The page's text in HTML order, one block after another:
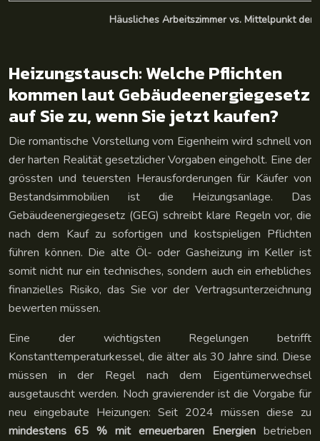
Häusliches Arbeitszimmer vs. Mittelpunkt der
Heizungstausch: Welche Pflichten
kommen laut Gebäudeenergiegesetz
auf Sie zu, wenn Sie jetzt kaufen?
Die romantische Vorstellung vom Eigenheim wird schnell von
der harten Realität gesetzlicher Vorgaben eingeholt. Eine der
grössten und teuersten Herausforderungen für Käufer von
Bestandsimmobilien ist die Heizungsanlage. Das
Gebäudeenergiegesetz (GEG) schreibt klare Regeln vor, die
nach dem Kauf zu sofortigen und kostspieligen Pflichten
führen können. Die alte Öl- oder Gasheizung im Keller ist
somit nicht nur ein technisches, sondern auch ein erhebliches
finanzielles Risiko, das Sie vor der Vertragsunterzeichnung
bewerten müssen.
Eine der wichtigsten Regelungen betrifft
Konstanttemperaturkessel, die älter als 30 Jahre sind. Diese
müssen in der Regel nach dem Eigentümerwechsel
ausgetauscht werden. Noch gravierender ist die Vorgabe für
neu eingebaute Heizungen: Seit 2024 müssen diese zu
mindestens 65 % mit erneuerbaren Energien betrieben